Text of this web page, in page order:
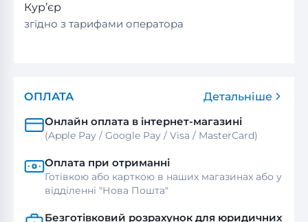
Кур’єр
згідно з тарифами оператора
ОПЛАТА
Детальніше
Онлайн оплата в інтернет-магазині
(Apple Pay / Google Pay / Visa / MasterСard)
Оплата при отриманні
Готівкою або карткою в наших магазинах або у
відділенні "Нова Пошта"
Безготівковий розрахунок для юридичних